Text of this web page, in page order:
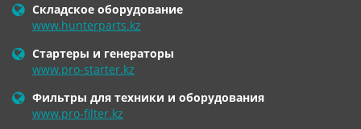
Складское оборудование
www.hunterparts.kz
Стартеры и генераторы
www.pro-starter.kz
Фильтры для техники и оборудования
www.pro-filter.kz